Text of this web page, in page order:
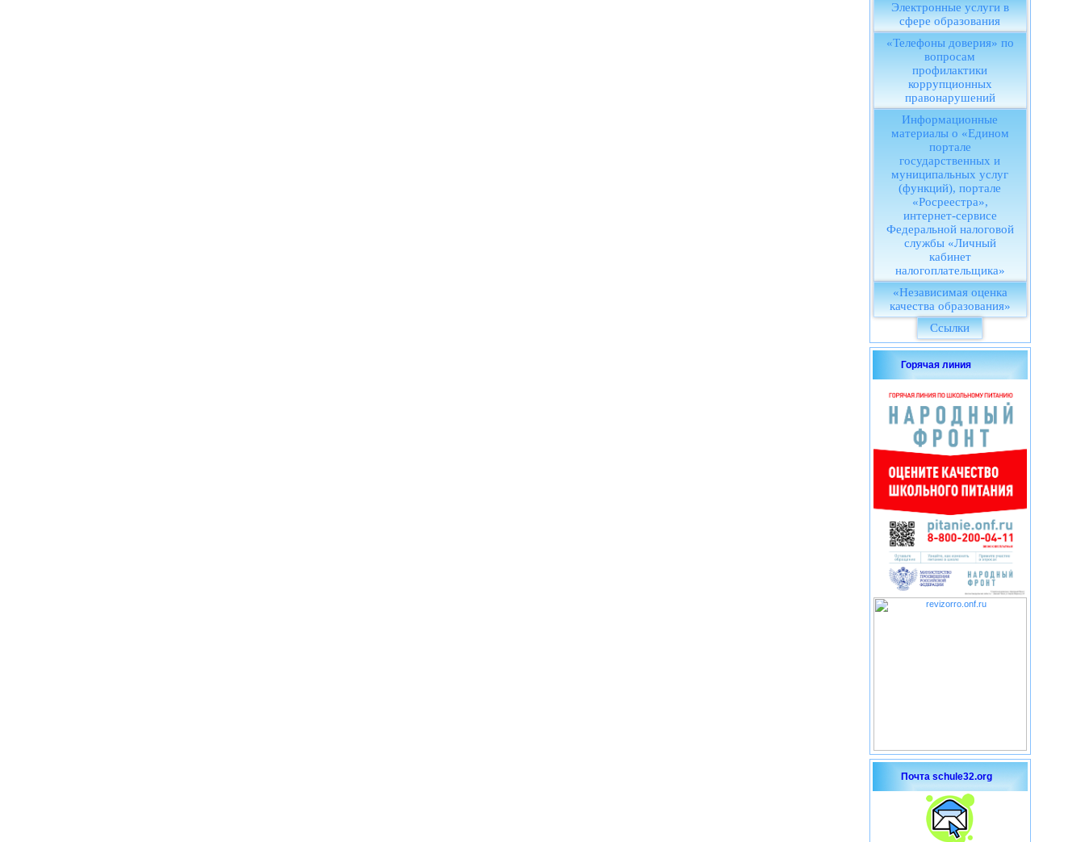
Электронные услуги в
сфере образования
«Телефоны доверия» по
вопросам
профилактики
коррупционных
правонарушений
Информационные
материалы о «Едином
портале
государственных и
муниципальных услуг
(функций), портале
«Росреестра»,
интернет-сервисе
Федеральной налоговой
службы «Личный
кабинет
налогоплательщика»
«Независимая оценка
качества образования»
Ссылки
Горячая линия
Почта schule32.org